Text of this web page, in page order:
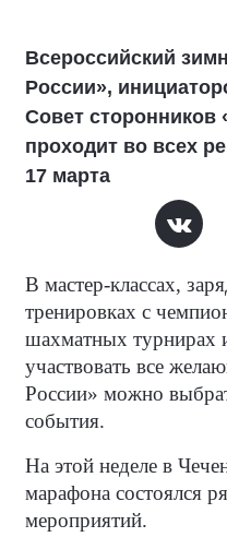
Всероссийский
России»,
Совет сторонников
проходит во всех
17 марта
В мастер-классах,
тренировках с
шахматных турнирах
участвовать все
России» можно
события.
На этой неделе в
марафона состоялся
мероприятий.